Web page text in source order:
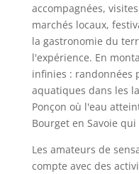
accompagnées,
marchés locaux,
la gastronomie du
l'expérience. En
infinies : randonnées
aquatiques dans les
Ponçon où l'eau
Bourget en Savoie
Les amateurs de
compte avec des